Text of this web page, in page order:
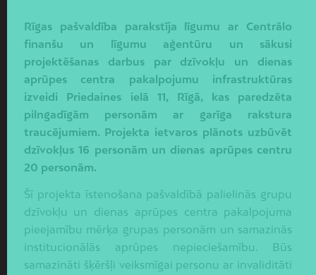
Rīgas pašvaldība parakstīja līgumu ar Centrālo
finanšu un līgumu aģentūru un sākusi
projektēšanas darbus par dzīvokļu un dienas
aprūpes centra pakalpojumu infrastruktūras
izveidi Priedaines ielā 11, Rīgā, kas paredzēta
pilngadīgām personām ar garīga rakstura
traucējumiem. Projekta ietvaros plānots uzbūvēt
dzīvokļus 16 personām un dienas aprūpes centru
20 personām.
Šī projekta īstenošana pašvaldībā palielinās grupu
dzīvokļu un dienas aprūpes centra pakalpojuma
pieejamību mērķa grupas personām un samazinās
institucionālās aprūpes nepieciešamību. Būs
samazināti šķēršļi veiksmīgai personu ar invaliditāti